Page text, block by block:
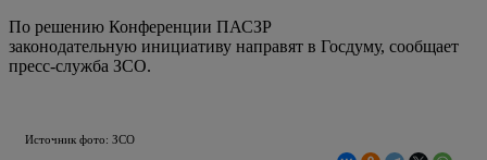
По решению Конференции ПАСЗР
законодательную инициативу направят в Госдуму, сообщает
пресс-служба ЗСО.
Источник фото: ЗСО